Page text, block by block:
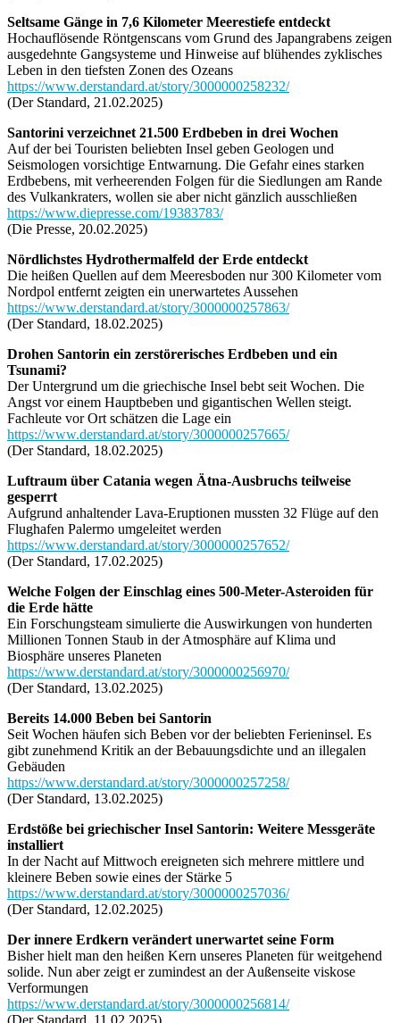
Seltsame Gänge in 7,6 Kilometer Meerestiefe entdeckt
Hochauflösende Röntgenscans vom Grund des Japangrabens zeigen
ausgedehnte Gangsysteme und Hinweise auf blühendes zyklisches
Leben in den tiefsten Zonen des Ozeans
https://www.derstandard.at/story/3000000258232/
(Der Standard, 21.02.2025)
Santorini verzeichnet 21.500 Erdbeben in drei Wochen
Auf der bei Touristen beliebten Insel geben Geologen und
Seismologen vorsichtige Entwarnung. Die Gefahr eines starken
Erdbebens, mit verheerenden Folgen für die Siedlungen am Rande
des Vulkankraters, wollen sie aber nicht gänzlich ausschließen
https://www.diepresse.com/19383783/
(Die Presse, 20.02.2025)
Nördlichstes Hydrothermalfeld der Erde entdeckt
Die heißen Quellen auf dem Meeresboden nur 300 Kilometer vom
Nordpol entfernt zeigten ein unerwartetes Aussehen
https://www.derstandard.at/story/3000000257863/
(Der Standard, 18.02.2025)
Drohen Santorin ein zerstörerisches Erdbeben und ein
Tsunami?
Der Untergrund um die griechische Insel bebt seit Wochen. Die
Angst vor einem Hauptbeben und gigantischen Wellen steigt.
Fachleute vor Ort schätzen die Lage ein
https://www.derstandard.at/story/3000000257665/
(Der Standard, 18.02.2025)
Luftraum über Catania wegen Ätna-Ausbruchs teilweise
gesperrt
Aufgrund anhaltender Lava-Eruptionen mussten 32 Flüge auf den
Flughafen Palermo umgeleitet werden
https://www.derstandard.at/story/3000000257652/
(Der Standard, 17.02.2025)
Welche Folgen der Einschlag eines 500-Meter-Asteroiden für
die Erde hätte
Ein Forschungsteam simulierte die Auswirkungen von hunderten
Millionen Tonnen Staub in der Atmosphäre auf Klima und
Biosphäre unseres Planeten
https://www.derstandard.at/story/3000000256970/
(Der Standard, 13.02.2025)
Bereits 14.000 Beben bei Santorin
Seit Wochen häufen sich Beben vor der beliebten Ferieninsel. Es
gibt zunehmend Kritik an der Bebauungsdichte und an illegalen
Gebäuden
https://www.derstandard.at/story/3000000257258/
(Der Standard, 13.02.2025)
Erdstöße bei griechischer Insel Santorin: Weitere Messgeräte
installiert
In der Nacht auf Mittwoch ereigneten sich mehrere mittlere und
kleinere Beben sowie eines der Stärke 5
https://www.derstandard.at/story/3000000257036/
(Der Standard, 12.02.2025)
Der innere Erdkern verändert unerwartet seine Form
Bisher hielt man den heißen Kern unseres Planeten für weitgehend
solide. Nun aber zeigt er zumindest an der Außenseite viskose
Verformungen
https://www.derstandard.at/story/3000000256814/
(Der Standard, 11.02.2025)